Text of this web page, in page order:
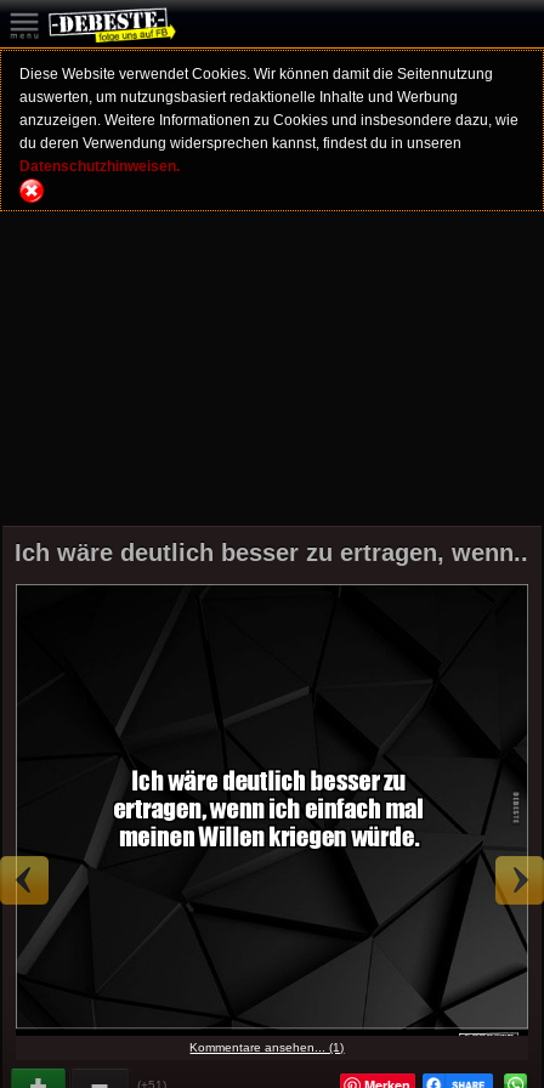
Diese Website verwendet Cookies. Wir können damit die Seitennutzung
auswerten, um nutzungsbasiert redaktionelle Inhalte und Werbung
anzuzeigen. Weitere Informationen zu Cookies und insbesondere dazu, wie
du deren Verwendung widersprechen kannst, findest du in unseren
Datenschutzhinweisen.
Ich wäre deutlich besser zu ertragen, wenn..
Kommentare ansehen... (1)
(+51)